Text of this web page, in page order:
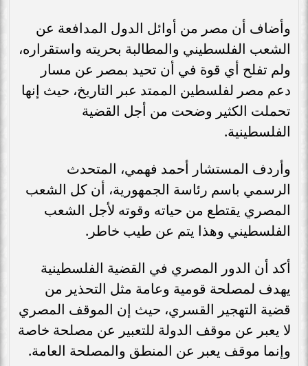
وأضاف أن مصر من أوائل الدول المدافعة عن
الشعب الفلسطيني والمطالبة بحريته واستقراره،
ولم تفلح أي قوة في أن تحيد بمصر عن مسار
دعم مصر لفلسطين الممتد عبر التاريخ، حيث إنها
تحملت الكثير وضحت من أجل القضية
الفلسطينية.
وأردف المستشار أحمد فهمي، المتحدث
الرسمي باسم رئاسة الجمهورية، أن كل الشعب
المصري يقتطع من حياته وقوته لأجل الشعب
الفلسطيني وهذا يتم عن طيب خاطر.
أكد أن الدور المصري في القضية الفلسطينية
يهدف لمصلحة قومية وعامة مثل التحذير من
قضية التهجير القسري، حيث إن الموقف المصري
لا يعبر عن موقف الدولة للتعبير عن مصلحة خاصة
وإنما موقف يعبر عن المنطق والمصلحة العامة.